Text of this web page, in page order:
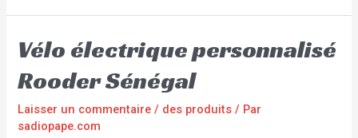
Vélo électrique personnalisé
Rooder Sénégal
Laisser un commentaire / des produits / Par
sadiopape.com